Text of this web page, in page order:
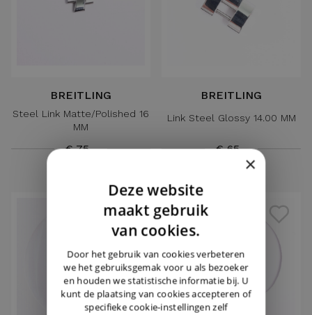
BREITLING
Steel Link Matte/Polished 16
MM
€ 75,-
BREITLING
Link Steel Glossy 14.00 MM
€ 65,-
GERMAN
×
Deze website
maakt gebruik
van cookies.
Door het gebruik van cookies verbeteren
we het gebruiksgemak voor u als bezoeker
en houden we statistische informatie bij. U
kunt de plaatsing van cookies accepteren of
specifieke cookie-instellingen zelf